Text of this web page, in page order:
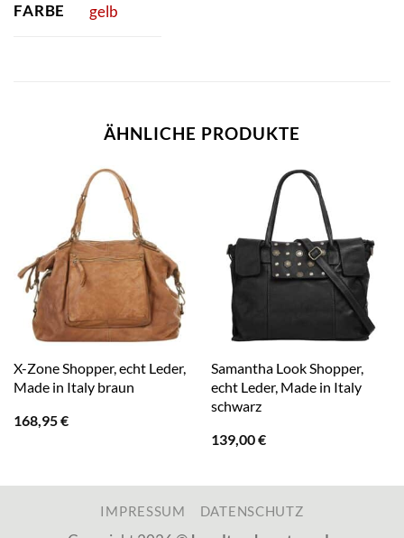
FARBE gelb
ÄHNLICHE PRODUKTE
X-Zone Shopper, echt Leder,
Made in Italy braun
168,95€
Samantha Look Shopper,
echt Leder, Made in Italy
schwarz
139,00€
IMPRESSUM DATENSCHUTZ